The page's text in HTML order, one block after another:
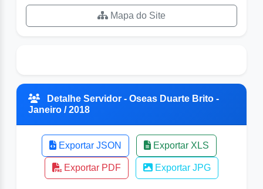
Mapa do Site
Detalhe Servidor - Oseas Duarte Brito -
Janeiro / 2018
Exportar JSON Exportar XLS
Exportar PDF Exportar JPG